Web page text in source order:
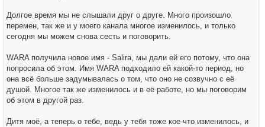
Долгое время мы не слышали друг о друге. Много произошло
перемен, так же и у моего канала многое изменилось, и только
сегодня мы можем снова сесть и поговорить.
WARA получила новое имя - Salira, мы дали ей его потому, что она
попросила об этом. Имя WARA подходило ей какой-то период, но
она всё больше задумывалась о том, что оно не созвучно с её
душой. Многое так же изменилось и в её работе, но мы поговорим
об этом в другой раз.
Дитя моё, а теперь о тебе, ведь у тебя тоже кое-что изменилось, и